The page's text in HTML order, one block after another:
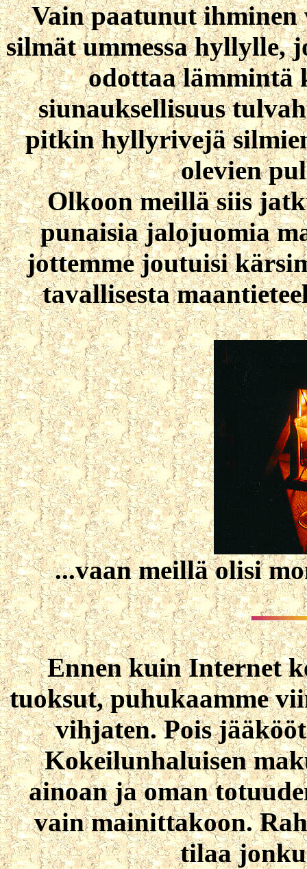
Vain paatunut ihminen
silmät ummessa hyllylle,
odottaa lämmintä
siunauksellisuus
pitkin hyllyrivejä
olevien
Olkoon meillä siis
punaisia jalojuomia
jottemme joutuisi
tavallisesta
...vaan meillä olisi
Ennen kuin Internet
tuoksut, puhukaamme
vihjaten. Pois
Kokeilunhaluisen
ainoan ja oman
vain mainittakoon.
tilaa